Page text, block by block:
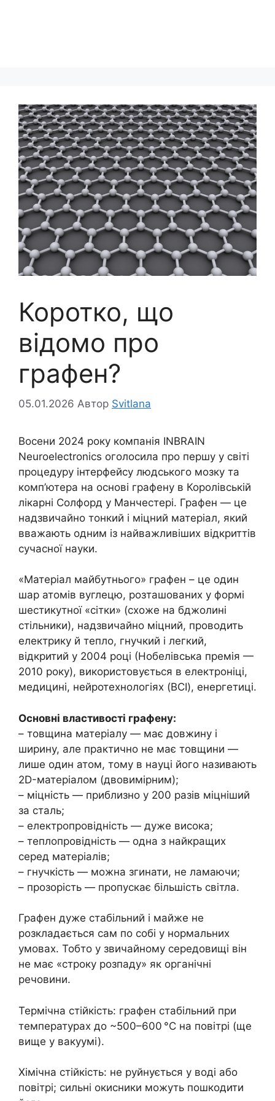
Коротко, що
відомо про
графен?
05.01.2026 Автор Svitlana
Восени 2024 року компанія INBRAIN
Neuroelectronics оголосила про першу у світі
процедуру інтерфейсу людського мозку та
комп’ютера на основі графену в Королівській
лікарні Солфорд у Манчестері. Графен — це
надзвичайно тонкий і міцний матеріал, який
вважають одним із найважливіших відкриттів
сучасної науки.
«Матеріал майбутнього» графен – це один
шар атомів вуглецю, розташованих у формі
шестикутної «сітки» (схоже на бджолині
стільники), надзвичайно міцний, проводить
електрику й тепло, гнучкий і легкий,
відкритий у 2004 році (Нобелівська премія —
2010 року), використовується в електроніці,
медицині, нейротехнологіях (BCI), енергетиці.
Основні властивості графену:
– товщина матеріалу — має довжину і
ширину, але практично не має товщини —
лише один атом, тому в науці його називають
2D-матеріалом (двовимірним);
– міцність — приблизно у 200 разів міцніший
за сталь;
– електропровідність — дуже висока;
– теплопровідність — одна з найкращих
серед матеріалів;
– гнучкість — можна згинати, не ламаючи;
– прозорість — пропускає більшість світла.
Графен дуже стабільний і майже не
розкладається сам по собі у нормальних
умовах. Тобто у звичайному середовищі він
не має «строку розпаду» як органічні
речовини.
Термічна стійкість: графен стабільний при
температурах до ~500–600 °C на повітрі (ще
вище у вакуумі).
Хімічна стійкість: не руйнується у воді або
повітрі; сильні окисники можуть пошкодити